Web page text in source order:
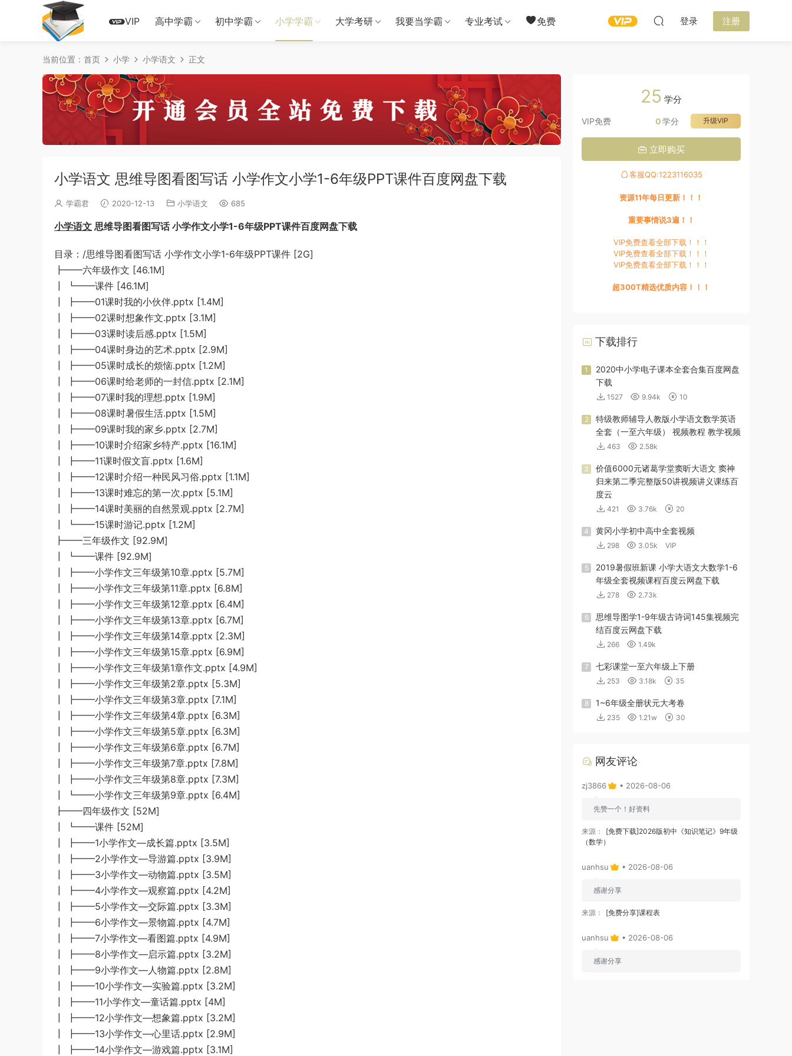
VIP 高中学霸 初中学霸 小学学霸 大学考研 我要当学霸 专业考试 免费 登录 注册
当前位置： 首页 小学 小学语文 正文
小学语文 思维导图看图写话 小学作文小学1-6年级PPT课件百度网盘下载
学霸君 2020-12-13 小学语文 685
小学语文 思维导图看图写话 小学作文小学1-6年级PPT课件百度网盘下载
目录：/思维导图看图写话 小学作文小学1-6年级PPT课件 [2G]
┣━━六年级作文 [46.1M]
┃ ┗━━课件 [46.1M]
┃ ┣━━01课时我的小伙伴.pptx [1.4M]
┃ ┣━━02课时想象作文.pptx [3.1M]
┃ ┣━━03课时读后感.pptx [1.5M]
┃ ┣━━04课时身边的艺术.pptx [2.9M]
┃ ┣━━05课时成长的烦恼.pptx [1.2M]
┃ ┣━━06课时给老师的一封信.pptx [2.1M]
┃ ┣━━07课时我的理想.pptx [1.9M]
┃ ┣━━08课时暑假生活.pptx [1.5M]
┃ ┣━━09课时我的家乡.pptx [2.7M]
┃ ┣━━10课时介绍家乡特产.pptx [16.1M]
┃ ┣━━11课时假文盲.pptx [1.6M]
┃ ┣━━12课时介绍一种民风习俗.pptx [1.1M]
┃ ┣━━13课时难忘的第一次.pptx [5.1M]
┃ ┣━━14课时美丽的自然景观.pptx [2.7M]
┃ ┗━━15课时游记.pptx [1.2M]
┣━━三年级作文 [92.9M]
┃ ┗━━课件 [92.9M]
┃ ┣━━小学作文三年级第10章.pptx [5.7M]
┃ ┣━━小学作文三年级第11章.pptx [6.8M]
┃ ┣━━小学作文三年级第12章.pptx [6.4M]
┃ ┣━━小学作文三年级第13章.pptx [6.7M]
┃ ┣━━小学作文三年级第14章.pptx [2.3M]
┃ ┣━━小学作文三年级第15章.pptx [6.9M]
┃ ┣━━小学作文三年级第1章作文.pptx [4.9M]
┃ ┣━━小学作文三年级第2章.pptx [5.3M]
┃ ┣━━小学作文三年级第3章.pptx [7.1M]
┃ ┣━━小学作文三年级第4章.pptx [6.3M]
┃ ┣━━小学作文三年级第5章.pptx [6.3M]
┃ ┣━━小学作文三年级第6章.pptx [6.7M]
┃ ┣━━小学作文三年级第7章.pptx [7.8M]
┃ ┣━━小学作文三年级第8章.pptx [7.3M]
┃ ┗━━小学作文三年级第9章.pptx [6.4M]
┣━━四年级作文 [52M]
┃ ┗━━课件 [52M]
┃ ┣━━1小学作文—成长篇.pptx [3.5M]
┃ ┣━━2小学作文—导游篇.pptx [3.9M]
┃ ┣━━3小学作文—动物篇.pptx [3.5M]
┃ ┣━━4小学作文—观察篇.pptx [4.2M]
┃ ┣━━5小学作文—交际篇.pptx [3.3M]
┃ ┣━━6小学作文—景物篇.pptx [4.7M]
┃ ┣━━7小学作文—看图篇.pptx [4.9M]
┃ ┣━━8小学作文—启示篇.pptx [3.2M]
┃ ┣━━9小学作文—人物篇.pptx [2.8M]
┃ ┣━━10小学作文—实验篇.pptx [3.2M]
┃ ┣━━11小学作文—童话篇.pptx [4M]
┃ ┣━━12小学作文—想象篇.pptx [3.2M]
┃ ┣━━13小学作文—心里话.pptx [2.9M]
┃ ┣━━14小学作文—游戏篇.pptx [3.1M]
25 学分
VIP免费 升级VIP
0学分
立即购买
客服QQ:1223116035
资源11年每日更新！！！
重要事情说3遍！！
VIP免费查看全部下载！！！
VIP免费查看全部下载！！！
VIP免费查看全部下载！！！
超300T精选优质内容！！！
下载排行
1
2020中小学电子课本全套合集百度网盘
下载
1527 9.94k 10
2
特级教师辅导人教版小学语文数学英语
全套（一至六年级） 视频教程 教学视频
463 2.58k
3
价值6000元诸葛学堂窦昕大语文 窦神
归来第二季完整版50讲视频讲义课练百
度云
421 3.76k 20
4 黄冈小学初中高中全套视频
298 3.05k VIP
5
2019暑假班新课 小学大语文大数学1-6
年级全套视频课程百度云网盘下载
278 2.73k
6
思维导图学1-9年级古诗词145集视频完
结百度云网盘下载
266 1.49k
7 七彩课堂一至六年级上下册
253 3.18k 35
8 1~6年级全册状元大考卷
235 1.21w 30
网友评论
zj3866 • 2026-08-06
先赞一个！好资料
来源：
[免费下载]2026版初中《知识笔记》9年级
（数学）
uanhsu • 2026-08-06
感谢分享
来源： [免费分享]课程表
uanhsu • 2026-08-06
感谢分享